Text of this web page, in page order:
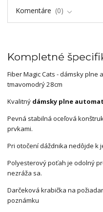
Komentáre
0
Kompletné
Fiber Magic Cats - dámsky
tmavomodrý 28cm
Kvalitný dámsky plne
Pevná stabilná oceľová
prvkami.
Pri otočení dáždnika nedôjde k
Polyesterový poťah je odolný
nezráža sa.
Darčeková krabička na
poznámku